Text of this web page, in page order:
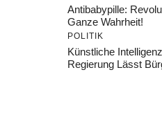
Antibabypille:
Ganze Wahrheit!
POLITIK
Künstliche
Regierung Lässt